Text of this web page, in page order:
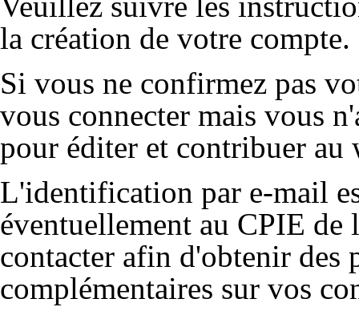
la création de votre compte.
Si vous ne confirmez pas
vous connecter mais vous
pour éditer et contribuer au
L'identification par e-mail
éventuellement au CPIE de
contacter afin d'obtenir des
complémentaires sur vos